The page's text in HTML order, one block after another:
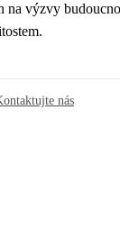
na výzvy
nás